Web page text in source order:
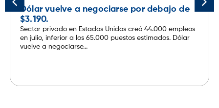
Dólar vuelve a negociarse por debajo de
$3.190.
Sector privado en Estados Unidos creó 44.000 empleos
en julio, inferior a los 65.000 puestos estimados. Dólar
vuelve a negociarse...